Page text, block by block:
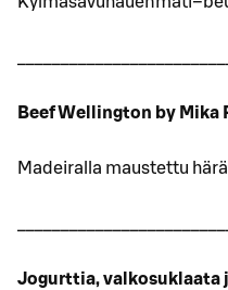
Beef Wellington by Mika
Madeiralla maustettu
Jogurttia, valkosuklaata